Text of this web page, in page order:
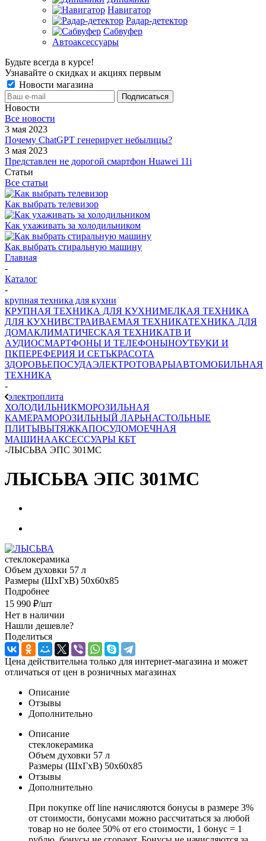
Навигатор
Радар-детектор
Сабвуфер
Автоаксессуары
Будьте всегда в курсе!
Узнавайте о скидках и акциях первым
Новости магазина
Новости
Все новости
3 мая 2023
Почему ChatGPT генерирует небылицы?
3 мая 2023
Представлен не дорогой смартфон Huawei 11i
Статьи
Все статьи
Как выбрать телевизор
Как ухаживать за холодильником
Как выбрать стиральную машину
Главная
-
Каталог
-
крупная техника для кухни
КРУПНАЯ ТЕХНИКА ДЛЯ КУХНИМЕЛКАЯ ТЕХНИКА
ДЛЯ КУХНИВСТРАИВАЕМАЯ ТЕХНИКАТЕХНИКА ДЛЯ
ДОМАКЛИМАТИЧЕСКАЯ ТЕХНИКАТВ И
AУДИОСМАРТФОНЫ И ТЕЛЕФОНЫНОУТБУКИ И
ПКПЕРЕФЕРИЯ И СЕТЬКРАСОТА
ЗДОРОВЬЕПОСУДАЭЛЕКТРОТОВАРЫАВТОМОБИЛЬНАЯ
ТЕХНИКА
-
электроплита
ХОЛОДИЛЬНИКМОРОЗИЛЬНАЯ
КАМЕРАМОРОЗИЛЬНЫЙ ЛАРЬНАСТОЛЬНЫЕ
ПЛИТЫВЫТЯЖКАПОСУДОМОЕЧНАЯ
МАШИНААКСЕССУАРЫ КБТ
-ЛЫСЬВА ЭПС 301МС
ЛЫСЬВА ЭПС 301МС
стеклокерамика
Объем духовки 57 л
Размеры (ШхГхВ) 50x60x85
Подробнее
15 990 ₽/шт
Нет в наличии
Нашли дешевле?
Поделиться
Цена действительна только для интернет-магазина и может
отличаться от цен в розничных магазинах
Описание
Отзывы
Дополнительно
Описание
стеклокерамика
Объем духовки 57 л
Размеры (ШхГхВ) 50x60x85
Отзывы
Дополнительно
При покупке off line начисляются бонусы в размере 3%
от стоимости, бонусами можно рассчитаться за любой
товар но не более 50% от его стоимости, 1 бонус = 1